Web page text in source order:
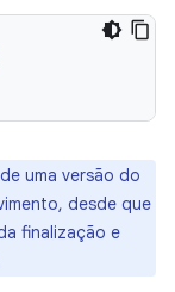
uma versão do
desde que
finalização e